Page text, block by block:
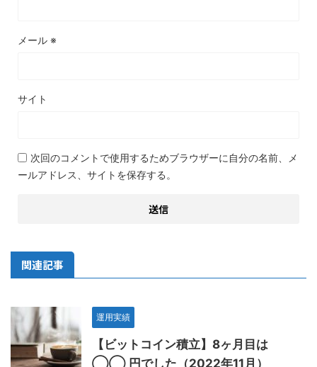
メール ※
サイト
次回のコメントで使用するためブラウザーに自分の名前、メ
ールアドレス、サイトを保存する。
関連記事
運用実績
【ビットコイン積立】8ヶ月目は
◯◯ 円でした（2022年11月）